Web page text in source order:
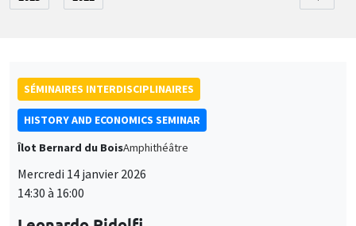
SÉMINAIRES INTERDISCIPLINAIRES
HISTORY AND ECONOMICS SEMINAR
Îlot Bernard du BoisAmphithéâtre
Mercredi 14 janvier 2026
14:30 à 16:00